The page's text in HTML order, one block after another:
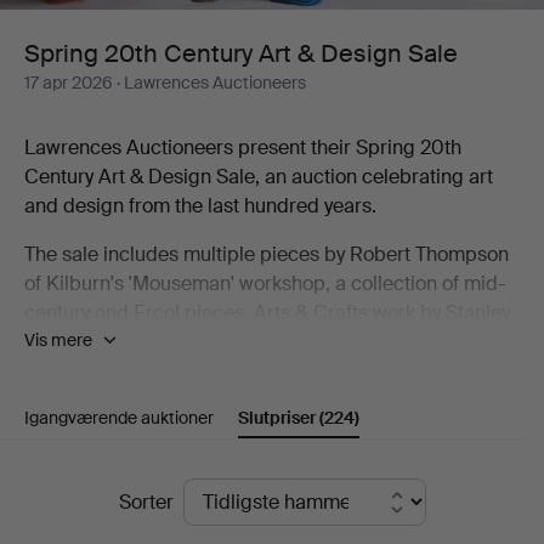
Design
Sale
Spring 20th Century Art & Design Sale
17 apr 2026 · Lawrences Auctioneers
Lawrences Auctioneers present their Spring 20th
Century Art & Design Sale, an auction celebrating art
and design from the last hundred years.
The sale includes multiple pieces by Robert Thompson
of Kilburn's 'Mouseman' workshop, a collection of mid-
Webb Davies and Art Deco design. As well as furniture
Goldscheider Vienna figure.
The auction also includes a strong studio pottery
collection, with works by Richard Batterham, Rupert
Vis mere
Igangværende auktioner Slutpriser(224)
SlutpriserSorter